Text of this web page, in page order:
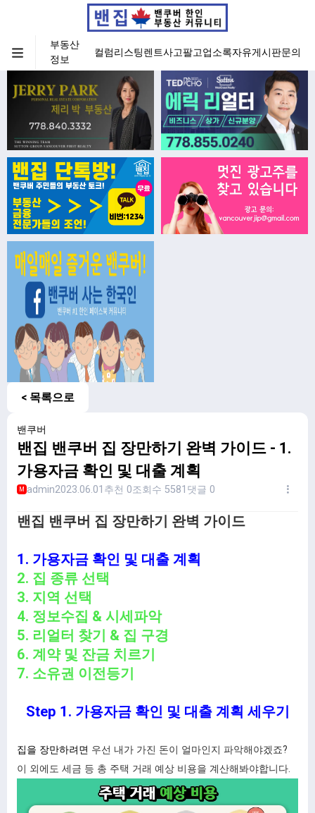
부동산
정보
컬럼리스팅렌트사고팔고업소록자유게시판문의
< 목록으로
밴쿠버
밴집 밴쿠버 집 장만하기 완벽 가이드 - 1.
가용자금 확인 및 대출 계획
M admin2023.06.01 추천 0조회수 5581 댓글 0
밴집 밴쿠버 집 장만하기 완벽 가이드
1. 가용자금 확인 및 대출 계획
2. 집 종류 선택
3. 지역 선택
4. 정보수집 & 시세파악
5. 리얼터 찾기 & 집 구경
6. 계약 및 잔금 치르기
7. 소유권 이전등기
Step 1. 가용자금 확인 및 대출 계획 세우기
집을 장만하려면 우선 내가 가진 돈이 얼마인지 파악해야겠죠?
이 외에도 세금 등 총 주택 거래 예상 비용을 계산해봐야합니다.